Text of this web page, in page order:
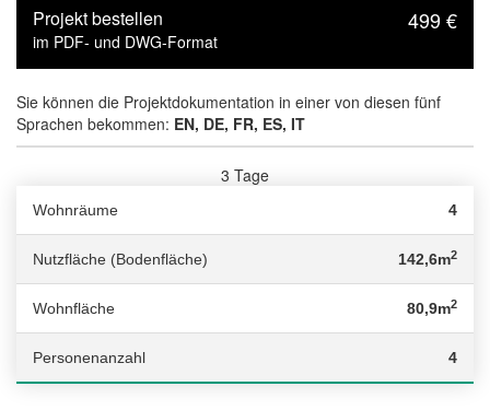
Projekt bestellen
im PDF- und DWG-Format
499 €
Sie können die Projektdokumentation in einer von diesen fünf
Sprachen bekommen: EN, DE, FR, ES, IT
3 Tage
Wohnräume 4
Nutzfläche (Bodenfläche) 142,6m2
Wohnfläche 80,9m2
Personenanzahl 4